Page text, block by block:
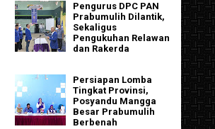
Pengurus DPC PAN
Prabumulih Dilantik,
Sekaligus
Pengukuhan Relawan
dan Rakerda
Persiapan Lomba
Tingkat Provinsi,
Posyandu Mangga
Besar Prabumulih
Berbenah